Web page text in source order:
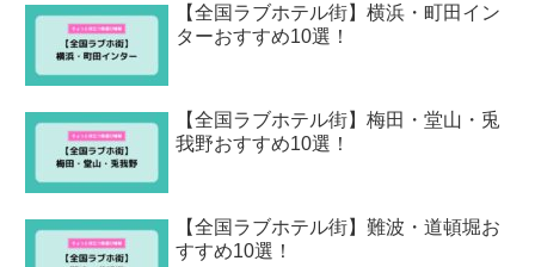
【全国ラブホテル街】横浜・町田イン
ターおすすめ10選！
【全国ラブホテル街】梅田・堂山・兎
我野おすすめ10選！
【全国ラブホテル街】難波・道頓堀お
すすめ10選！